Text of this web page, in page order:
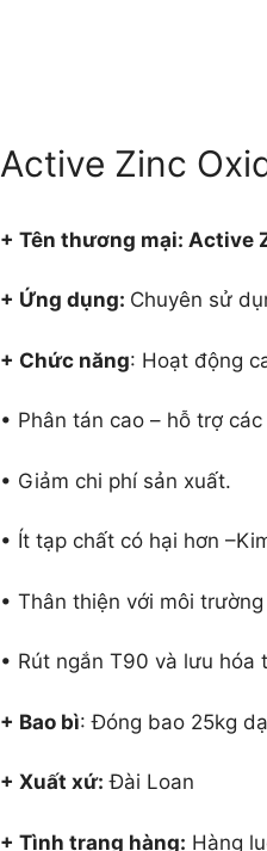
Active Zinc
+ Tên thương mại: Active
+ Ứng dụng: Chuyên sử
+ Chức năng: Hoạt động
• Phân tán cao – hỗ trợ
• Giảm chi phí sản xuất.
• Ít tạp chất có hại hơn
• Thân thiện với môi trường
• Rút ngắn T90 và lưu hóa
+ Bao bì: Đóng bao 25kg
+ Xuất xứ: Đài Loan
+ Tình trạng hàng: Hàng